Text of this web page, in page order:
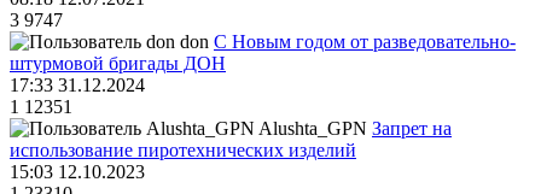
3 9747
don С Новым годом от разведовательно-
штурмовой бригады ДОН
17:33 31.12.2024
1 12351
Alushta_GPN Запрет на
использование пиротехнических изделий
15:03 12.10.2023